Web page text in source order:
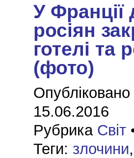
У Франції
росіян
готелі та
(фото)
15.06.2016
Рубрика Світ
Теги: злочини